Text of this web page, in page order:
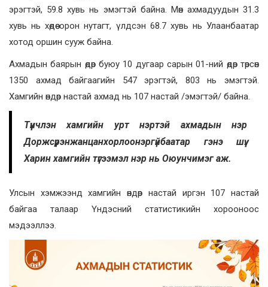
эрэгтэй, 59.8 хувь нь эмэгтэй байна. Мөн ахмадуудын 31.3
хувь нь хөдөө орон нутагт, үлдсэн 68.7 хувь нь Улаанбаатар
хотод оршин сууж байна.
Ахмадын баярын өдөр буюу 10 дугаар сарын 01-ний өдөр төрсөн
1350 ахмад байгаагийн 547 эрэгтэй, 803 нь эмэгтэй.
Хамгийн өндөр настай ахмад нь 107 настай /эмэгтэй/ байна.
Түүнчлэн хамгийн урт нэртэй ахмадын нэр
Доржсүрэнжанцанхорлоонэргүйбаатар гэнэ шүү.
Харин хамгийн түгээмэл нэр нь Оюунчимэг аж.
Улсын хэмжээнд хамгийн өндөр настай иргэн 107 настай
байгаа талаар Үндэсний статистикийн хорооноос
мэдээллээ.